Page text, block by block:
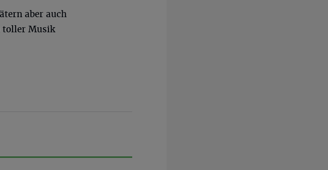
aber auch
toller Musik